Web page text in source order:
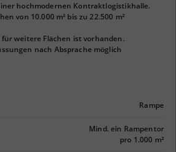
hochmodernen Kontraktlogistikhalle.
von 10.000 m² bis zu 22.500 m²
weitere Flächen ist vorhanden.
nach Absprache möglich
Rampe
Mind. ein Rampentor
pro 1.000 m²